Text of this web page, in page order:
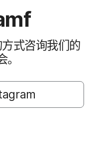
式​咨询​我们​的​